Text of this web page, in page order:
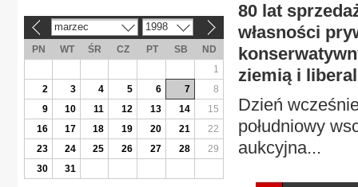
80 lat
własności
ziemią i
Dzień
południowy
aukcyjna...
marzec 1998
PN WT ŚR CZ PT SB
ND
1
2
3 4 5 6 7
8
9
10 11 12 13 14
15
16
17 18 19 20 21
22
23
24 25 26 27 28
29
30
31